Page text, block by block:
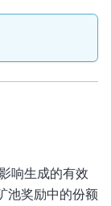
响生成的有效
池奖励中的份额